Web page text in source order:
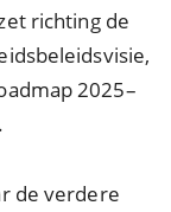
richting de
2025–
de verdere